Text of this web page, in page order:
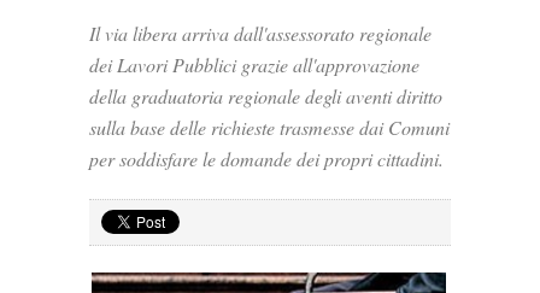
Il via libera arriva dall'assessorato regionale
dei Lavori Pubblici grazie all'approvazione
della graduatoria regionale degli aventi diritto
sulla base delle richieste trasmesse dai Comuni
per soddisfare le domande dei propri cittadini.